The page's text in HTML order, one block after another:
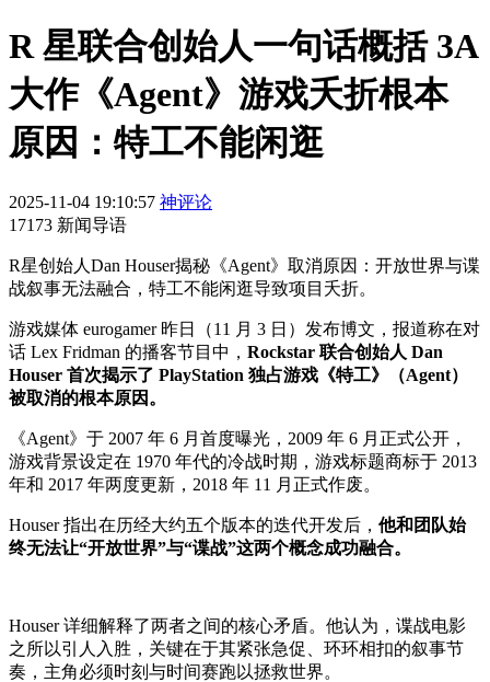
R 星联合创始人一句话概括 3A
大作《Agent》游戏夭折根本
原因：特工不能闲逛
2025-11-04 19:10:57 神评论
17173 新闻导语
R星创始人Dan Houser揭秘《Agent》取消原因：开放世界与谍
战叙事无法融合，特工不能闲逛导致项目夭折。
游戏媒体 eurogamer 昨日（11 月 3 日）发布博文，报道称在对
话 Lex Fridman 的播客节目中， Rockstar 联合创始人 Dan
Houser 首次揭示了 PlayStation 独占游戏《特工》（Agent）
被取消的根本原因。
《Agent》于 2007 年 6 月首度曝光，2009 年 6 月正式公开，
游戏背景设定在 1970 年代的冷战时期，游戏标题商标于 2013
年和 2017 年两度更新，2018 年 11 月正式作废。
Houser 指出在历经大约五个版本的迭代开发后， 他和团队始
终无法让“开放世界”与“谍战”这两个概念成功融合。
Houser 详细解释了两者之间的核心矛盾。他认为，谍战电影
之所以引人入胜，关键在于其紧张急促、环环相扣的叙事节
奏，主角必须时刻与时间赛跑以拯救世界。